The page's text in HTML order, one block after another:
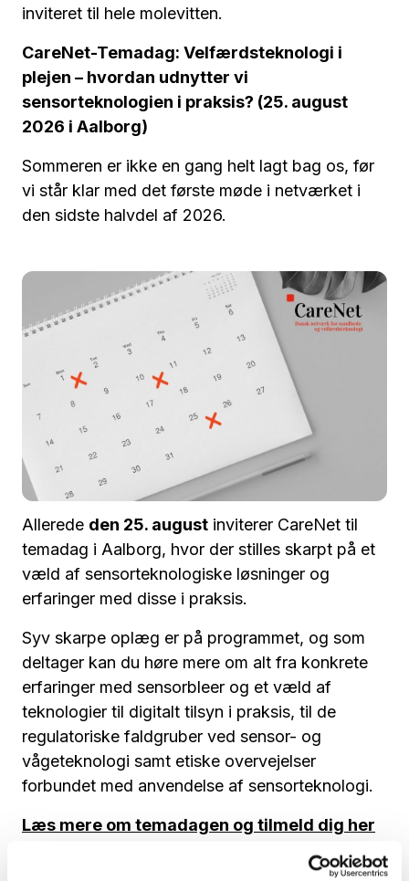
inviteret til hele molevitten.
CareNet-Temadag: Velfærdsteknologi i
plejen – hvordan udnytter vi
sensorteknologien i praksis? (25. august
2026 i Aalborg)
Sommeren er ikke en gang helt lagt bag os, før
vi står klar med det første møde i netværket i
den sidste halvdel af 2026.
Allerede den 25. august inviterer CareNet til
temadag i Aalborg, hvor der stilles skarpt på et
væld af sensorteknologiske løsninger og
erfaringer med disse i praksis.
Syv skarpe oplæg er på programmet, og som
deltager kan du høre mere om alt fra konkrete
erfaringer med sensorbleer og et væld af
teknologier til digitalt tilsyn i praksis, til de
regulatoriske faldgruber ved sensor- og
vågeteknologi samt etiske overvejelser
forbundet med anvendelse af sensorteknologi.
Læs mere om temadagen og tilmeld dig her
CareNet-Temadag: Hvordan får vi ro på